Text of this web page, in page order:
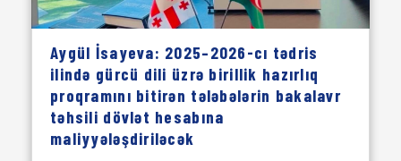
Aygül İsayeva: 2025–2026-cı tədris
ilində gürcü dili üzrə birillik hazırlıq
proqramını bitirən tələbələrin bakalavr
təhsili dövlət hesabına
maliyyələşdiriləcək